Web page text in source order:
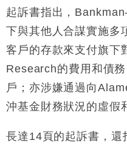
起訴書指出，
下與其他人合謀實施多
客戶的存款來支付旗下
Research的費用和債
戶；亦涉嫌通過向
沖基金財務狀況的虛假
長達14頁的起訴書，